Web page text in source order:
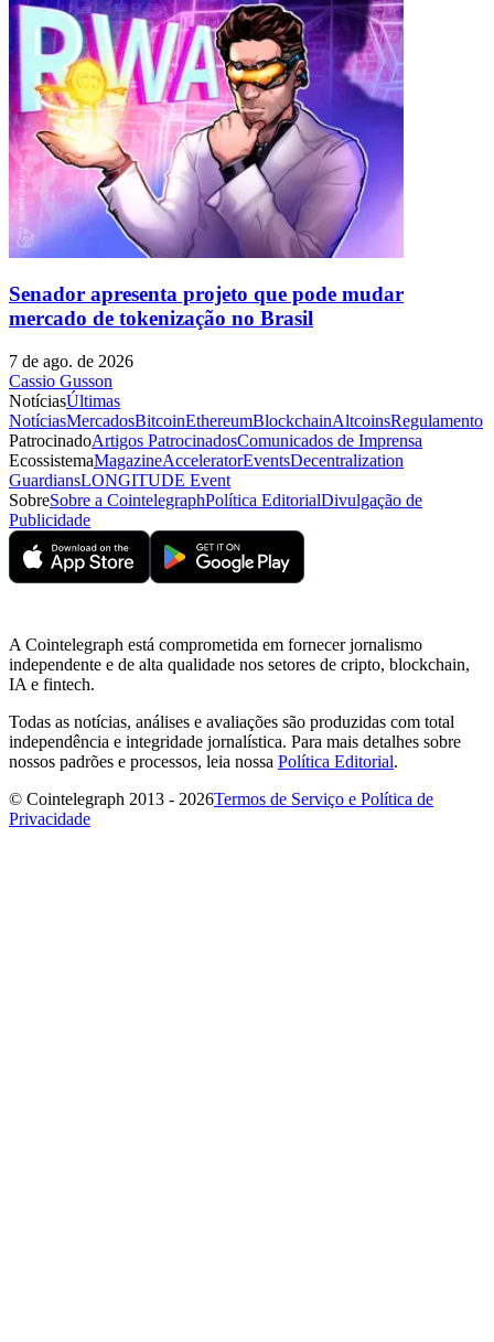
Senador apresenta projeto que pode mudar
mercado de tokenização no Brasil
7 de ago. de 2026
Cassio Gusson
NotíciasÚltimas
NotíciasMercadosBitcoinEthereumBlockchainAltcoinsRegulamento
PatrocinadoArtigos PatrocinadosComunicados de Imprensa
EcossistemaMagazineAcceleratorEventsDecentralization
GuardiansLONGITUDE Event
SobreSobre a CointelegraphPolítica EditorialDivulgação de
Publicidade
A Cointelegraph está comprometida em fornecer jornalismo
independente e de alta qualidade nos setores de cripto, blockchain,
IA e fintech.
Todas as notícias, análises e avaliações são produzidas com total
independência e integridade jornalística. Para mais detalhes sobre
nossos padrões e processos, leia nossa Política Editorial.
© Cointelegraph 2013 - 2026Termos de Serviço e Política de
Privacidade